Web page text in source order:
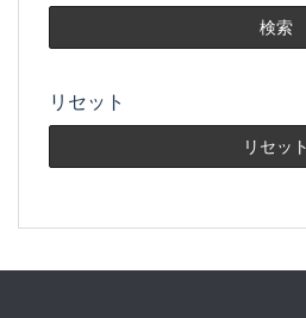
リセット